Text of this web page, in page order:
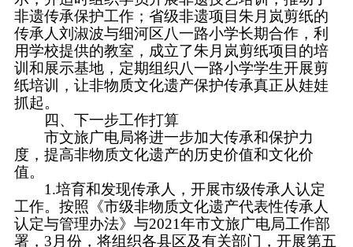
非遗传承保护工作；省级非遗项目朱月岚剪纸的
传承人刘淑波与细河区八一路小学长期合作，利
用学校提供的教室，成立了朱月岚剪纸项目的培
训和展示基地，定期组织八一路小学学生开展剪
纸培训，让非物质文化遗产保护传承真正从娃娃
抓起。
四、下一步工作打算
市文旅广电局将进一步加大传承和保护力
度，提高非物质文化遗产的历史价值和文化价
值。
1.培育和发现传承人，开展市级传承人认定
工作。按照《市级非物质文化遗产代表性传承人
认定与管理办法》与2021年市文旅广电局工作部
署，3月份，将组织各县区及有关部门，开展第五